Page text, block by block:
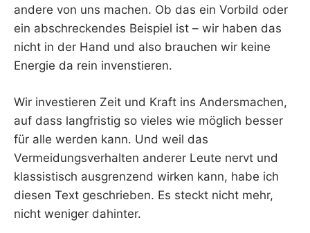
andere von uns machen. Ob das ein Vorbild oder
ein abschreckendes Beispiel ist – wir haben das
nicht in der Hand und also brauchen wir keine
Energie da rein invenstieren.
Wir investieren Zeit und Kraft ins Andersmachen,
auf dass langfristig so vieles wie möglich besser
für alle werden kann. Und weil das
Vermeidungsverhalten anderer Leute nervt und
klassistisch ausgrenzend wirken kann, habe ich
diesen Text geschrieben. Es steckt nicht mehr,
nicht weniger dahinter.